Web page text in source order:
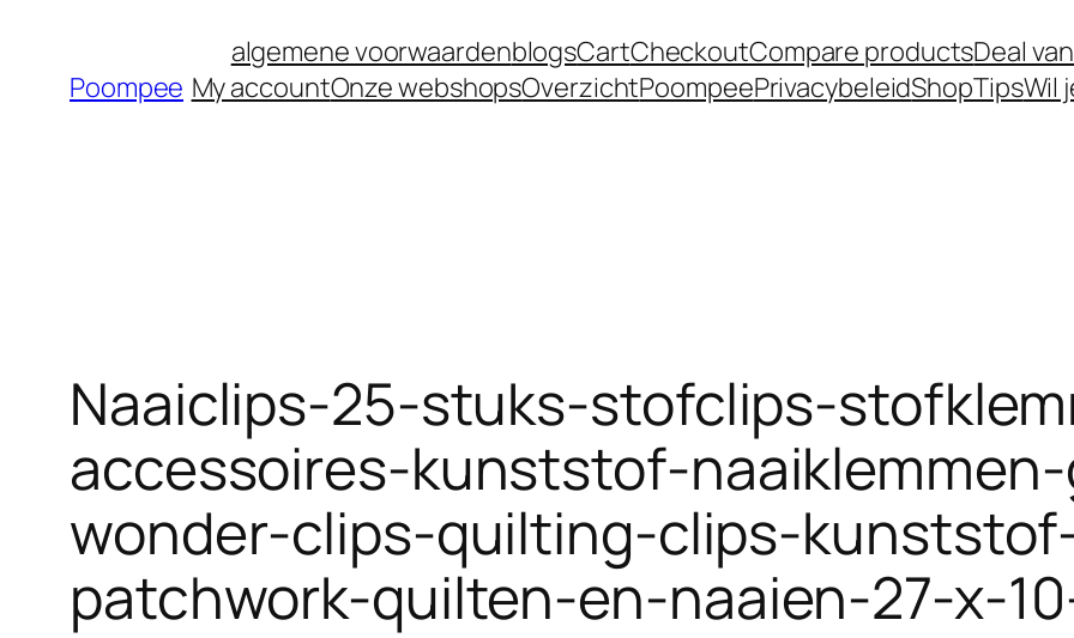
Poompee
algemene voorwaardenblogsCartCheckoutCompare productsDeal
My accountOnze webshopsOverzichtPoompeePrivacybeleidShopTipsWil
Naaiclips-25-stuks-stofclips-
accessoires-kunststof-
wonder-clips-quilting-clips-
patchwork-quilten-en-naaien-27-x-